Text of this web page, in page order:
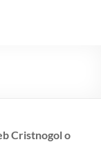
Cristnogol o